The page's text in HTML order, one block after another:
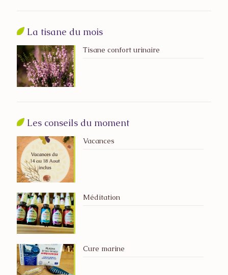
La tisane du mois
Tisane confort urinaire
Les conseils du moment
Vacances
Méditation
Cure marine